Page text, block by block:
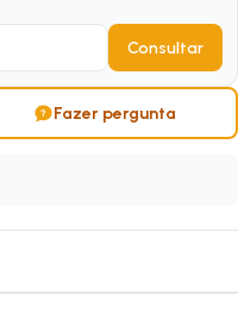
Consultar
Fazer pergunta